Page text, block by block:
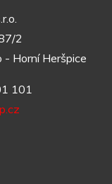
2
Horní Heršpice
101